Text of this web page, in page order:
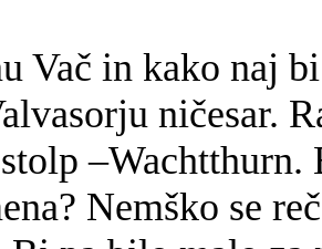
Vač in kako naj
ničesar.
Nemško se